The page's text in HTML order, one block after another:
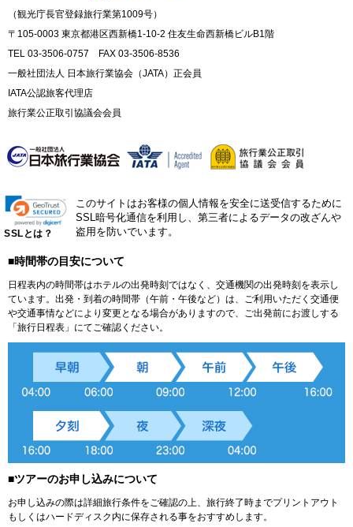
（観光庁長官登録旅行業第1009号）
〒105-0003 東京都港区西新橋1-10-2 住友生命西新橋ビルB1階
TEL 03-3506-0757 FAX 03-3506-8536
一般社団法人 日本旅行業協会（JATA）正会員
IATA公認旅客代理店
旅行業公正取引協議会会員
SSLとは？
このサイトはお客様の個人情報を安全に送受信するために
SSL暗号化通信を利用し、第三者によるデータの改ざんや
盗用を防いでいます。
■時間帯の目安について
日程表内の時間帯はホテルの出発時刻ではなく、交通機関の出発時刻を表示し
ています。出発・到着の時間帯（午前・午後など）は、ご利用いただく交通便
や交通事情などにより変更となる場合がありますので、ご出発前にお渡しする
「旅行日程表」にてご確認ください。
■ツアーのお申し込みについて
お申し込みの際は詳細旅行条件をご確認の上、旅行終了時までプリントアウト
もしくはハードディスク内に保存される事をおすすめします。